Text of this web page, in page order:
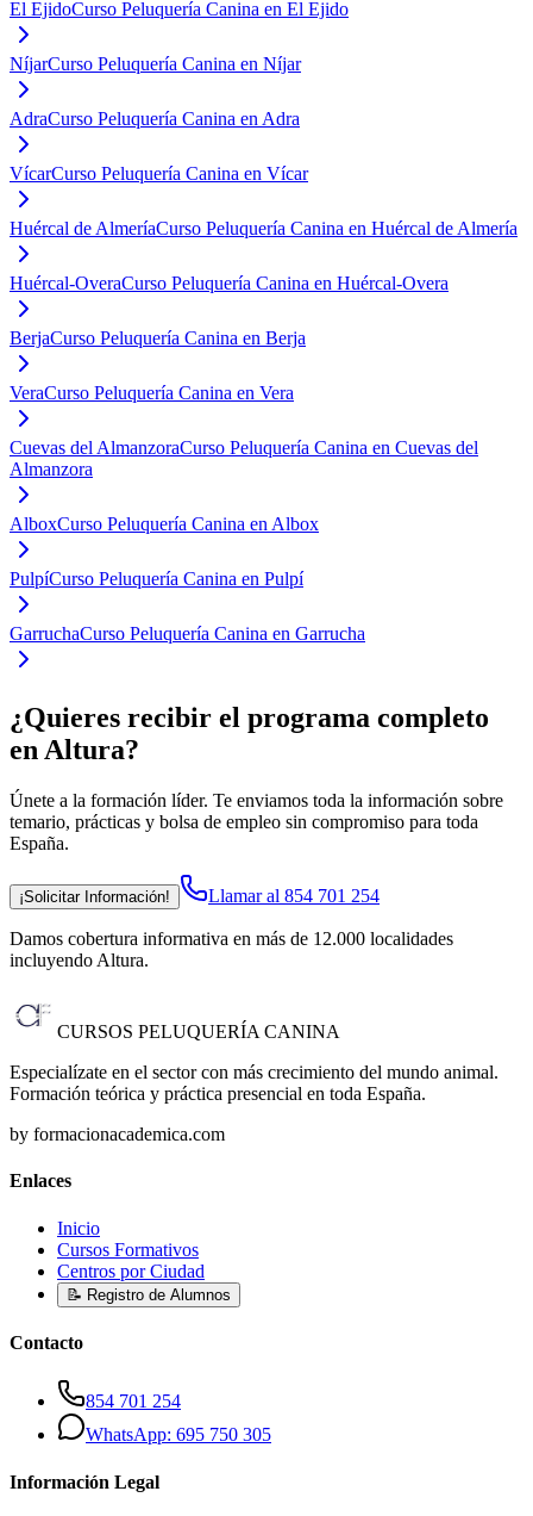
El EjidoCurso Peluquería Canina en El Ejido
NíjarCurso Peluquería Canina en Níjar
AdraCurso Peluquería Canina en Adra
VícarCurso Peluquería Canina en Vícar
Huércal de AlmeríaCurso Peluquería Canina en Huércal de Almería
Huércal-OveraCurso Peluquería Canina en Huércal-Overa
BerjaCurso Peluquería Canina en Berja
VeraCurso Peluquería Canina en Vera
Cuevas del AlmanzoraCurso Peluquería Canina en Cuevas del
Almanzora
AlboxCurso Peluquería Canina en Albox
PulpíCurso Peluquería Canina en Pulpí
GarruchaCurso Peluquería Canina en Garrucha
¿Quieres recibir el programa completo
en Altura?
Únete a la formación líder. Te enviamos toda la información sobre
temario, prácticas y bolsa de empleo sin compromiso para toda
España.
¡Solicitar Información! Llamar al 854 701 254
Damos cobertura informativa en más de 12.000 localidades
incluyendo Altura.
CURSOS PELUQUERÍA CANINA
Especialízate en el sector con más crecimiento del mundo animal.
Formación teórica y práctica presencial en toda España.
by formacionacademica.com
Enlaces
Inicio
Cursos Formativos
Centros por Ciudad
📝 Registro de Alumnos
Contacto
854 701 254
WhatsApp: 695 750 305
Información Legal